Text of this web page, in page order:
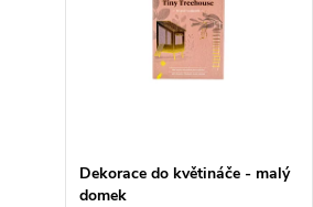
Dekorace do květináče - malý
domek